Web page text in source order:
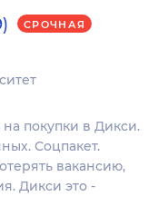
СРОЧНАЯ
на покупки в Дикси.
Соцпакет.
вакансию,
Дикси это -